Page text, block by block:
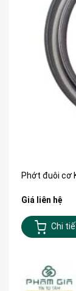
Phớt đuôi cơ
Giá liên hệ
Chi